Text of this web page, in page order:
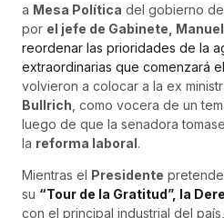
a Mesa Política del gobierno de
por el jefe de Gabinete,
reordenar las prioridades de la
extraordinarias que comenzará
volvieron a colocar a la ex
Bullrich , como vocera de un
luego de que la senadora
la reforma laboral.
Mientras el Presidente
su “Tour de la Gratitud”, la
con el principal industrial del país,